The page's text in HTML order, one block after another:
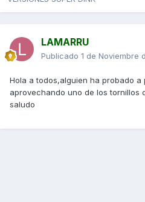
LAMARRU
Publicado 1 de Noviembre
Hola a todos,alguien ha probado a
aprovechando uno de los tornillos
saludo